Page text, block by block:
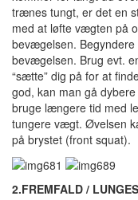
trænes tungt, er det en
med at løfte vægten på
bevægelsen.
bevægelsen. Brug evt.
“sætte” dig på for at
god, kan man gå
bruge længere tid med
tungere vægt. Øvelsen
på brystet (front squat).
2.FREMFALD / LUNGES